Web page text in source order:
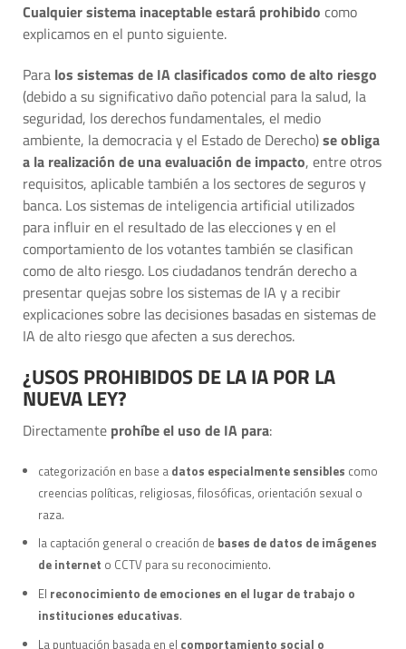
Cualquier sistema inaceptable estará prohibido como
explicamos en el punto siguiente.
Para los sistemas de IA clasificados como de alto riesgo
(debido a su significativo daño potencial para la salud, la
seguridad, los derechos fundamentales, el medio
ambiente, la democracia y el Estado de Derecho)se obliga
a la realización de una evaluación de impacto, entre otros
requisitos, aplicable también a los sectores de seguros y
banca. Los sistemas de inteligencia artificial utilizados
para influir en el resultado de las elecciones y en el
comportamiento de los votantes también se clasifican
como de alto riesgo. Los ciudadanos tendrán derecho a
presentar quejas sobre los sistemas de IA y a recibir
explicaciones sobre las decisiones basadas en sistemas de
IA de alto riesgo que afecten a sus derechos.
¿USOS PROHIBIDOS DE LA IA POR LA
NUEVA LEY?
Directamente prohíbe el uso de IA para:
categorización en base a datos especialmente sensibles como
creencias políticas, religiosas, filosóficas, orientación sexual o
raza.
la captación general o creación de bases de datos de imágenes
de internet o CCTV para su reconocimiento.
El reconocimiento de emociones en el lugar de trabajo o
instituciones educativas.
La puntuación basada en el comportamiento social o